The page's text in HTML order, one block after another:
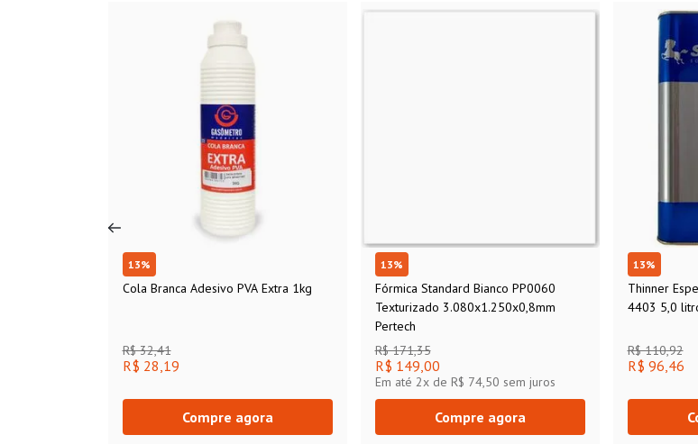
13%
Cola Branca Adesivo PVA Extra 1kg
R$ 32,41
R$ 28,19
Compre agora
13%
Fórmica Standard Bianco PP0060
Texturizado 3.080x1.250x0,8mm
Pertech
R$ 171,35
R$ 149,00
Em até 2x de R$ 74,50 sem juros
Compre agora
13%
Thinner
4403 5,0
R$ 110,92
R$ 96,46